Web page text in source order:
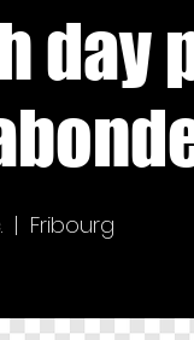
day
  |
Fribourg